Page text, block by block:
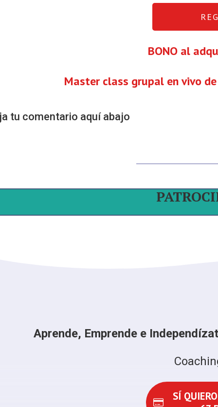
BONO al
Master class grupal en vivo
tu comentario aquí abajo
Aprende, Emprende e
SÍ